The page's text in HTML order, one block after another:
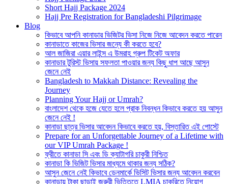
Short Hajj Package 2024
Hajj Pre Registration for Bangladeshi Pilgrimage
Blog
কিভাবে আপনি কানাডার ভিজিটর ভিসা নিজে নিজে আবেদন করতে পারেন
কানাডাতে কাজের ভিসার জন্যে কী করতে হবে?
আল জাজিরা এয়ার লাইন্স এ উমরাহ গ্রুপ টিকেট অফার
কানাডার টুরিস্ট ভিসায় সফলতা পাওয়ার জন্য কিছু ধাপ আছে আসুন
জেনে নেই
Bangladesh to Makkah Distance: Revealing the
Journey
Planning Your Hajj or Umrah?
বাংলাদেশ থেকে হজে যেতে হলে প্রাক নিবন্ধন কিভাবে করতে হয় আসুন
জেনে নেই !
কানাডা ছাত্র ভিসার আবেদন কিভাবে করতে হয়, বিস্তারিত এই পোস্টে
Prepare for an Unforgettable Journey of a Lifetime with
our VIP Umrah Package !
ফ্রীতে কানাডা সি এবং ডি ক্যাটাগরি চাকুরী নিশ্চিত
কানাডা কি ভিজিট ভিসার মাধ্যমে থাকার জন্য সঠিক?
আসুন জেনে নেই কিভাবে ডেনমার্কে ভিসিট ভিসার জন্য আবেদন করবেন
কানাডায় টাকা ছাড়াই জরুরী ভিত্তিতে LMIA চাকরিতে নিয়োগ